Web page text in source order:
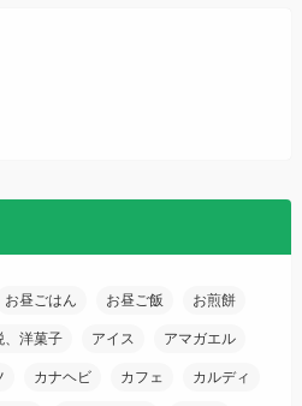
お昼ごはん お昼ご飯 お煎餅
、洋菓子 アイス アマガエル
カナヘビ カフェ カルディ